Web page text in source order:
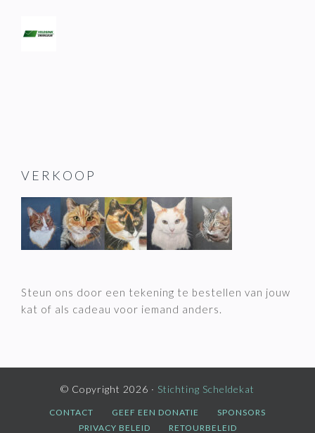
VERKOOP
Steun ons door een tekening te bestellen van jouw
kat of als cadeau voor iemand anders.
© Copyright 2026 · Stichting Scheldekat
CONTACT GEEF EEN DONATIE
SPONSORS
PRIVACY BELEID
RETOURBELEID